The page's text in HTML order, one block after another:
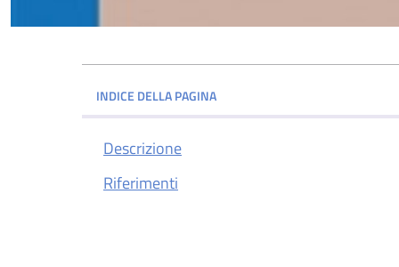
INDICE DELLA PAGINA
Descrizione
Riferimenti